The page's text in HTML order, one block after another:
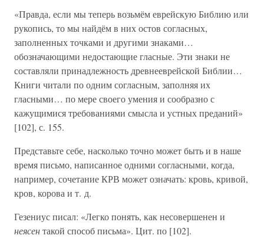
«Правда, если мы теперь возьмём еврейскую Библию или
рукопись, то мы найдём в них остов согласных,
заполненных точками и другими знаками…
обозначающими недостающие гласные. Эти знаки не
составляли принадлежность древнееврейской Библии…
Книги читали по одним согласным, заполняя их
гласными… по мере своего умения и сообразно с
кажущимися требованиями смысла и устных преданий»
[102], с. 155.
Представьте себе, насколько точно может быть и в наше
время письмо, написанное одними согласными, когда,
например, сочетание КРВ может означать: кровь, кривой,
кров, корова и т. д.
Гезениус писал: «Легко понять, как несовершенен и
неясентакой способ письма». Цит. по [102].